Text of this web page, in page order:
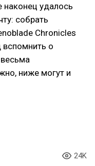
удалось
собрать
Chronicles
вспомнить о
ниже могут и
24K